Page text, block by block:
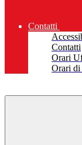
Contatti
Contatti
Orari
Orari di